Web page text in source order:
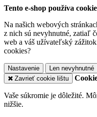
Tento e-shop používa
Na našich webových
z nich sú nevyhnutné, zatiaľ
web a váš užívateľský
cookies?
Nastavenie Len nevyhnutné
Zavrieť cookie lištu
Vaše súkromie je dôležité.
nižšie.